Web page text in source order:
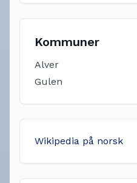
Kommuner
Alver
Gulen
Wikipedia på norsk